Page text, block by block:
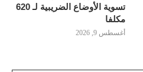
تسوية الأوضاع الضريبية لـ 620
مكلفا
أغسطس 9, 2026